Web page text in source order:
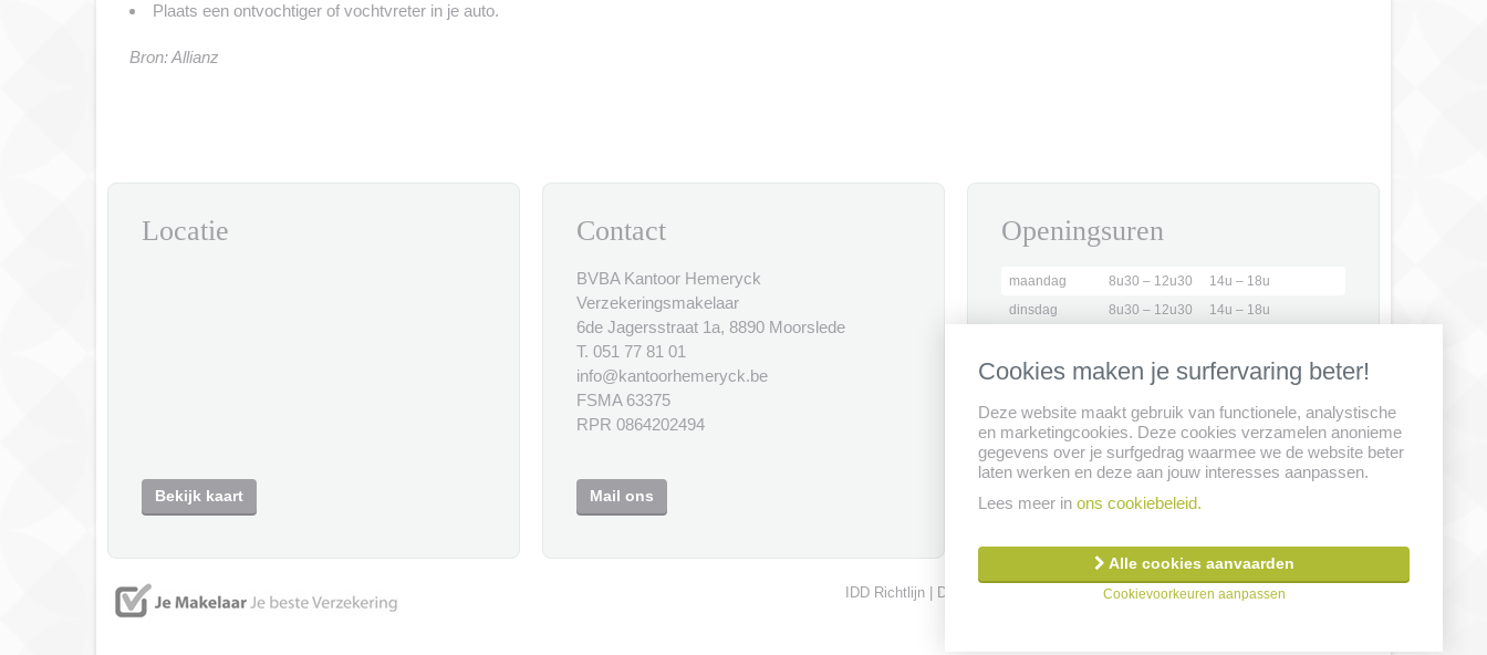
Plaats een ontvochtiger of vochtvreter in je auto.
Bron: Allianz
Locatie
Bekijk kaart
Contact
BVBA Kantoor Hemeryck
Verzekeringsmakelaar
6de Jagersstraat 1a, 8890 Moorslede
T. 051 77 81 01
info@kantoorhemeryck.be
FSMA 63375
RPR 0864202494
Mail ons
Openingsuren
maandag 8u30 – 12u30
14u – 18u
dinsdag
8u30 – 12u30
14u – 18u
donderdag
8u30 – 12u30
14u – 18u
21 juli tot 15
augustus
enkel
voormiddag
Maak een afspraak
IDD Richtlijn Disclaimer Privacy clausule Cookiebeleid
Remuneratiebeleid
Cookies maken je surfervaring beter!
Deze website maakt gebruik van functionele, analystische
en marketingcookies. Deze cookies verzamelen anonieme
gegevens over je surfgedrag waarmee we de website beter
laten werken en deze aan jouw interesses aanpassen.
Lees meer in ons cookiebeleid.
Alle cookies aanvaarden
Cookievoorkeuren aanpassen